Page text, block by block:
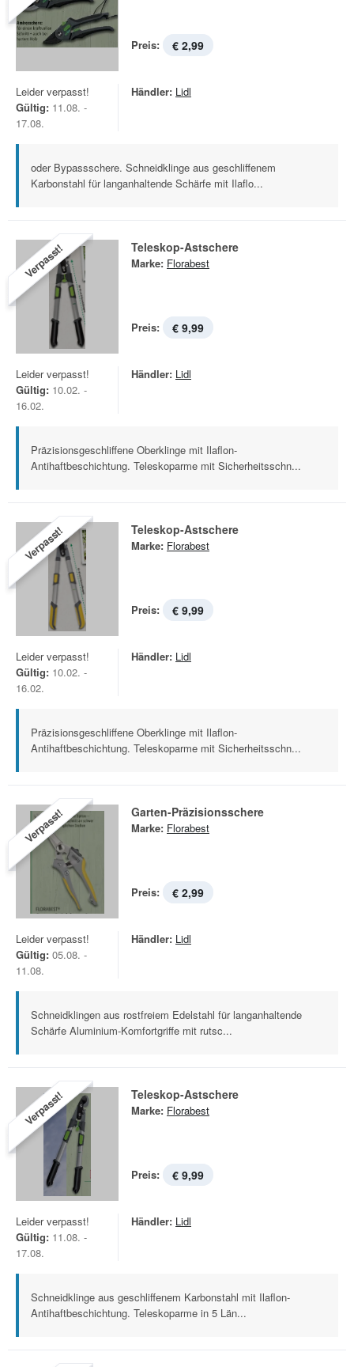
Preis: € 2,99
Leider verpasst!
Gültig: 11.08. -
17.08.
Händler: Lidl
oder Bypassschere. Schneidklinge aus geschliffenem
Karbonstahl für langanhaltende Schärfe mit Ilaflo...
Verpasst! Teleskop-Astschere
Marke: Florabest
Preis: € 9,99
Leider verpasst!
Gültig: 10.02. -
16.02.
Händler: Lidl
Präzisionsgeschliffene Oberklinge mit Ilaflon-
Antihaftbeschichtung. Teleskoparme mit Sicherheitsschn...
Verpasst! Teleskop-Astschere
Marke: Florabest
Preis: € 9,99
Leider verpasst!
Gültig: 10.02. -
16.02.
Händler: Lidl
Präzisionsgeschliffene Oberklinge mit Ilaflon-
Antihaftbeschichtung. Teleskoparme mit Sicherheitsschn...
Verpasst! Garten-Präzisionsschere
Marke: Florabest
Preis: € 2,99
Leider verpasst!
Gültig: 05.08. -
11.08.
Händler: Lidl
Schneidklingen aus rostfreiem Edelstahl für langanhaltende
Schärfe Aluminium-Komfortgriffe mit rutsc...
Verpasst! Teleskop-Astschere
Marke: Florabest
Preis: € 9,99
Leider verpasst!
Gültig: 11.08. -
17.08.
Händler: Lidl
Schneidklinge aus geschliffenem Karbonstahl mit Ilaflon-
Antihaftbeschichtung. Teleskoparme in 5 Län...